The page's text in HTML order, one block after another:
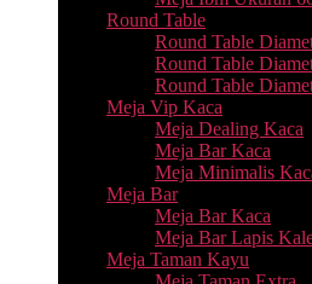
Round Table
Round Table
Round Table
Round Table
Meja Vip Kaca
Meja Dealing Kaca
Meja Bar Kaca
Meja Minimalis
Meja Bar
Meja Bar Kaca
Meja Bar Lapis
Meja Taman Kayu